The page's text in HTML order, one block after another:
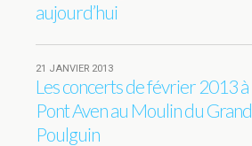
aujourd’hui
21 JANVIER 2013
Les concerts de février 2013 à
Pont Aven au Moulin du Grand
Poulguin